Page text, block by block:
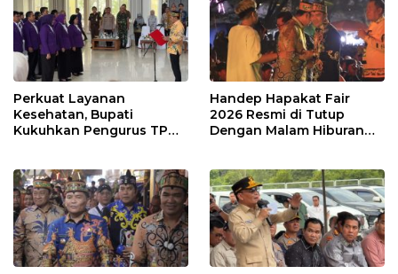
Perkuat Layanan
Kesehatan, Bupati
Kukuhkan Pengurus TP
Handep Hapakat Fair
2026 Resmi di Tutup
Dengan Malam Hiburan